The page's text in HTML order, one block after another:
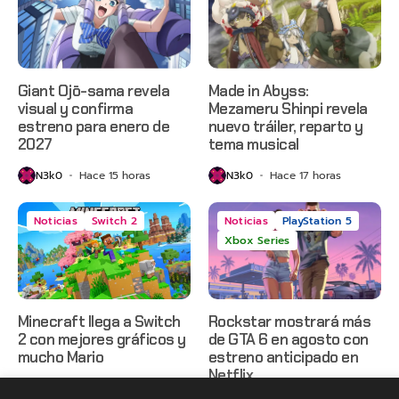
Giant Ojō-sama revela
visual y confirma
estreno para enero de
2027
N3k0 Hace 15 horas
Made in Abyss:
Mezameru Shinpi revela
nuevo tráiler, reparto y
tema musical
N3k0 Hace 17 horas
Noticias Switch 2
Minecraft llega a Switch
2 con mejores gráficos y
mucho Mario
Noticias
PlayStation 5
Xbox Series
Rockstar mostrará más
de GTA 6 en agosto con
estreno anticipado en
Netflix